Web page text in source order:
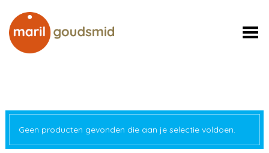
Toggle Menu
Geen producten gevonden die aan je selectie voldoen.